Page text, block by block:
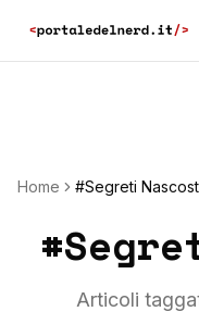
Home #Segreti
#
Articoli